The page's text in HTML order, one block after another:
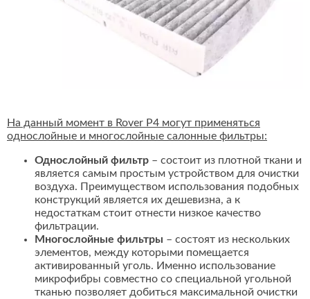
На данный момент в Rover P4 могут применяться
однослойные и многослойные салонные фильтры:
Однослойный фильтр – состоит из плотной ткани и
является самым простым устройством для очистки
воздуха. Преимуществом использования подобных
конструкций является их дешевизна, а к
недостаткам стоит отнести низкое качество
фильтрации.
Многослойные фильтры – состоят из нескольких
элементов, между которыми помещается
активированный уголь. Именно использование
микрофибры совместно со специальной угольной
тканью позволяет добиться максимальной очистки